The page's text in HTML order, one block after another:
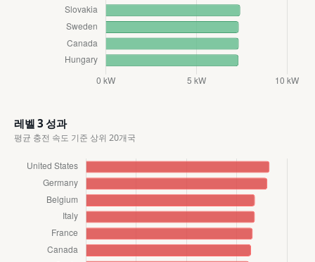
레벨 3 성과
평균 충전 속도 기준 상위 20개국